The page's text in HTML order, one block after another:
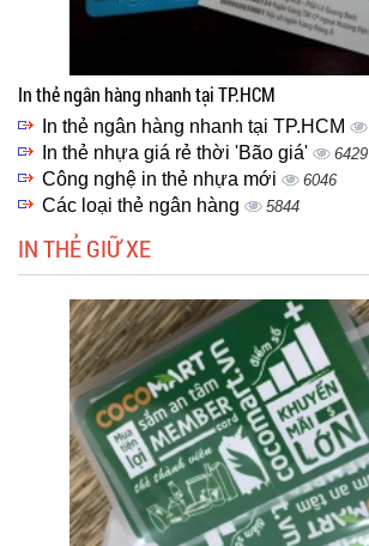
In thẻ ngân hàng nhanh tại TP.HCM
In thẻ ngân hàng nhanh tại TP.HCM
In thẻ nhựa giá rẻ thời 'Bão giá' 6429
Công nghệ in thẻ nhựa mới 6046
Các loại thẻ ngân hàng 5844
IN THẺ GIỮ XE